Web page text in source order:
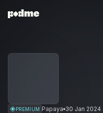
PREMIUM Papaya 30 Jan 2024